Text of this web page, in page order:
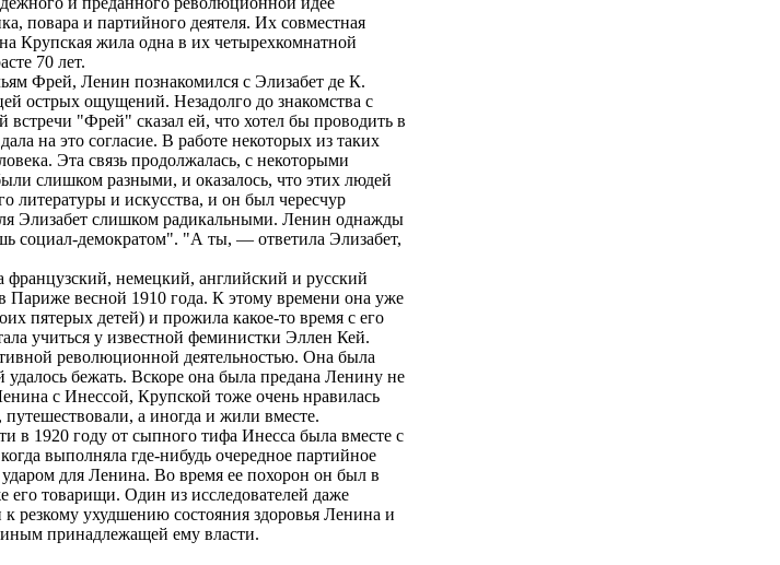
повара и партийного деятеля. Их совместная
Крупская жила одна в их четырехкомнатной
70 лет.
Фрей, Ленин познакомился с Элизабет де К.
острых ощущений. Незадолго до знакомства с
"Фрей" сказал ей, что хотел бы проводить в
на это согласие. В работе некоторых из таких
Эта связь продолжалась, с некоторыми
слишком разными, и оказалось, что этих людей
и искусства, и он был чересчур
Элизабет слишком радикальными. Ленин однажды
социал-демократом". "А ты, — ответила Элизабет,
немецкий, английский и русский
Париже весной 1910 года. К этому времени она уже
пятерых детей) и прожила какое-то время с его
учиться у известной феминистки Эллен Кей.
революционной деятельностью. Она была
удалось бежать. Вскоре она была предана Ленину не
с Инессой, Крупской тоже очень нравилась
а иногда и жили вместе.
в 1920 году от сыпного тифа Инесса была вместе с
выполняла где-нибудь очередное партийное
для Ленина. Во время ее похорон он был в
его товарищи. Один из исследователей даже
резкому ухудшению состояния здоровья Ленина и
принадлежащей ему власти.